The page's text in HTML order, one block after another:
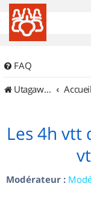
FAQ
UtagawaVTT (Randos VTT et VTTAE avec traces GPS)
Les 4h vtt
Modérateur :